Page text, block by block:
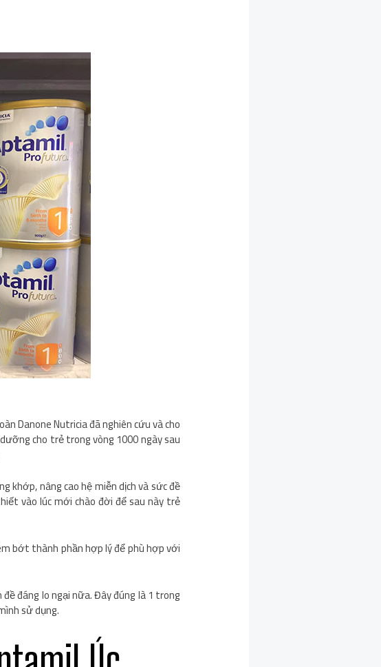
Danone Nutricia đã nghiên cứu và cho
cho trẻ trong vòng 1000 ngày sau
khớp, nâng cao hệ miễn dịch và sức đề
vào lúc mới chào đời để sau này trẻ
bớt thành phần hợp lý để phù hợp với
đáng lo ngại nữa. Đây đúng là 1 trong
sử dụng.